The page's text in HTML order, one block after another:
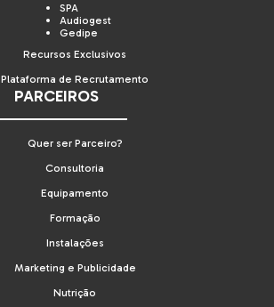
SPA
Audiogest
Gedipe
Recursos Exclusivos
Plataforma de Recrutamento
PARCEIROS
Quer ser Parceiro?
Consultoria
Equipamento
Formação
Instalações
Marketing e Publicidade
Nutrição